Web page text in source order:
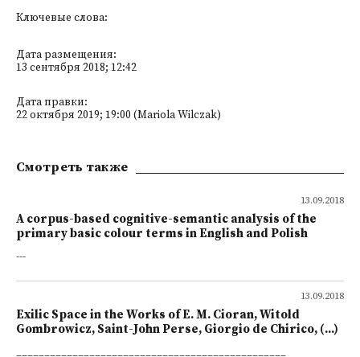
Ключевые слова:
Дата размещения:
13 сентября 2018; 12:42
Дата правки:
22 октября 2019; 19:00 (Mariola Wilczak)
Смотреть также
13.09.2018
A corpus-based cognitive-semantic analysis of the
primary basic colour terms in English and Polish
---
13.09.2018
Exilic Space in the Works of E. M. Cioran, Witold
Gombrowicz, Saint-John Perse, Giorgio de Chirico, (...)
________________________________________________